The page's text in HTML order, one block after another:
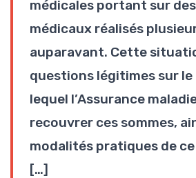
médicales portant sur
médicaux réalisés
auparavant. Cette
questions légitimes sur
lequel l’Assurance
recouvrer ces sommes,
modalités pratiques de
[…]